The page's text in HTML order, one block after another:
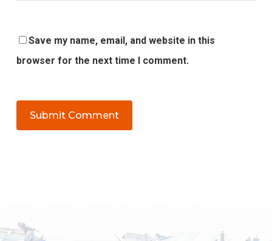
Save my name, email, and website in this
browser for the next time I comment.